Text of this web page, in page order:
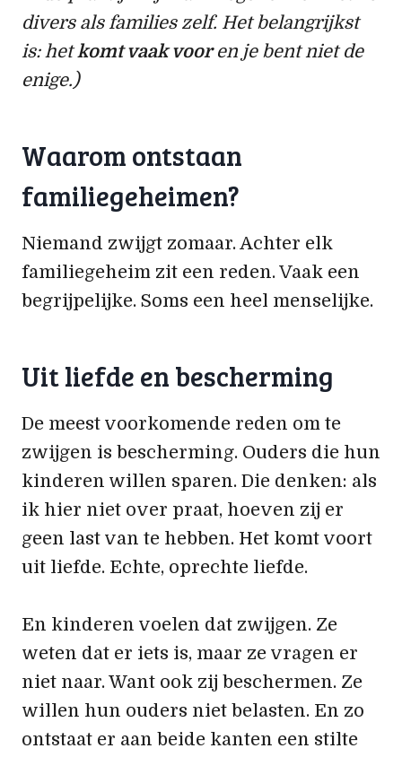
divers als families zelf. Het belangrijkst
is: hetkomt vaak vooren je bent niet de
enige.)
Waarom ontstaan
familiegeheimen?
Niemand zwijgt zomaar. Achter elk
familiegeheim zit een reden. Vaak een
begrijpelijke. Soms een heel menselijke.
Uit liefde en bescherming
De meest voorkomende reden om te
zwijgen is bescherming. Ouders die hun
kinderen willen sparen. Die denken: als
ik hier niet over praat, hoeven zij er
geen last van te hebben. Het komt voort
uit liefde. Echte, oprechte liefde.
En kinderen voelen dat zwijgen. Ze
weten dat er iets is, maar ze vragen er
niet naar. Want ook zij beschermen. Ze
willen hun ouders niet belasten. En zo
ontstaat er aan beide kanten een stilte